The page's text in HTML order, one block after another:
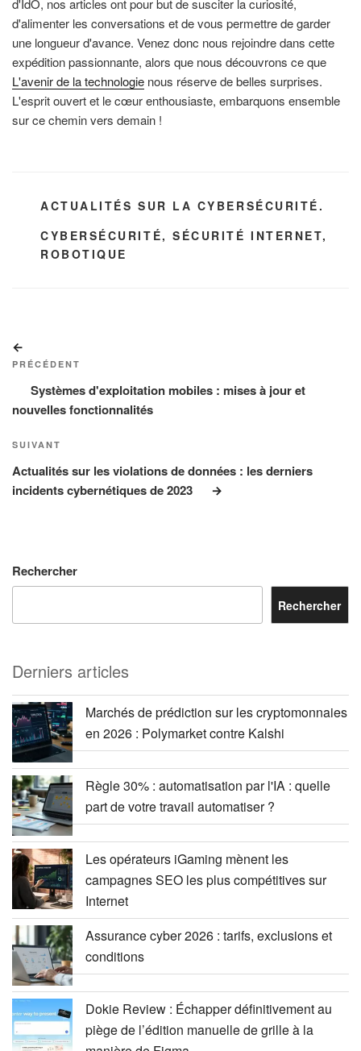
d'IdO, nos articles ont pour but de susciter la curiosité,
d'alimenter les conversations et de vous permettre de garder
une longueur d'avance. Venez donc nous rejoindre dans cette
expédition passionnante, alors que nous découvrons ce que
L'avenir de la technologie nous réserve de belles surprises.
L'esprit ouvert et le cœur enthousiaste, embarquons ensemble
sur ce chemin vers demain !
CATÉGORIES
ACTUALITÉS SUR LA CYBERSÉCURITÉ.
ÉTIQUETTES
CYBERSÉCURITÉ,SÉCURITÉ INTERNET,
ROBOTIQUE
de
l’article
précédent
PRÉCÉDENT
Systèmes d'exploitation mobiles : mises à jour et
nouvelles fonctionnalités
Article
suivant
SUIVANT
Actualités sur les violations de données : les derniers
incidents cybernétiques de 2023
Rechercher
Rechercher
Derniers articles
Marchés de prédiction sur les cryptomonnaies
en 2026 : Polymarket contre Kalshi
Règle 30% : automatisation par l'IA : quelle
part de votre travail automatiser ?
Les opérateurs iGaming mènent les
campagnes SEO les plus compétitives sur
Internet
Assurance cyber 2026 : tarifs, exclusions et
conditions
Dokie Review : Échapper définitivement au
piège de l’édition manuelle de grille à la